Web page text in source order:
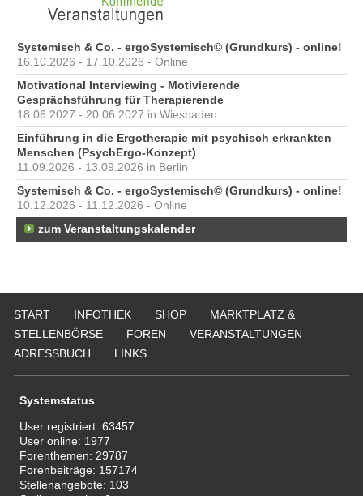
Systemisch & Co. - ergoSystemisch© (Grundkurs) - online!
16.10.2026 - 17.10.2026 - Online
Motivational Interviewing - Motivierende
Gesprächsführung für Therapierende
18.06.2027 - 20.06.2027 in Wiesbaden
Einführung in die Ergotherapie mit psychisch erkrankten
Menschen (PsychErgo-Konzept)
11.09.2026 - 13.09.2026 in Berlin
Systemisch & Co. - ergoSystemisch© (Grundkurs) - online!
10.12.2026 - 11.12.2026 - Online
zum Veranstaltungskalender
START INFOTHEK SHOP
MARKTPLATZ &
STELLENBÖRSE
FOREN
VERANSTALTUNGEN
ADRESSBUCH
LINKS
Systemstatus
User registriert:63457
User online: 1977
Forenthemen: 29787
Forenbeiträge: 157174
Stellenangebote: 103